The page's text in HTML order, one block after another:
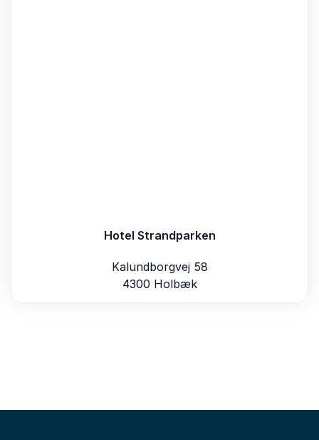
Hotel Strandparken
Kalundborgvej 58
4300 Holbæk